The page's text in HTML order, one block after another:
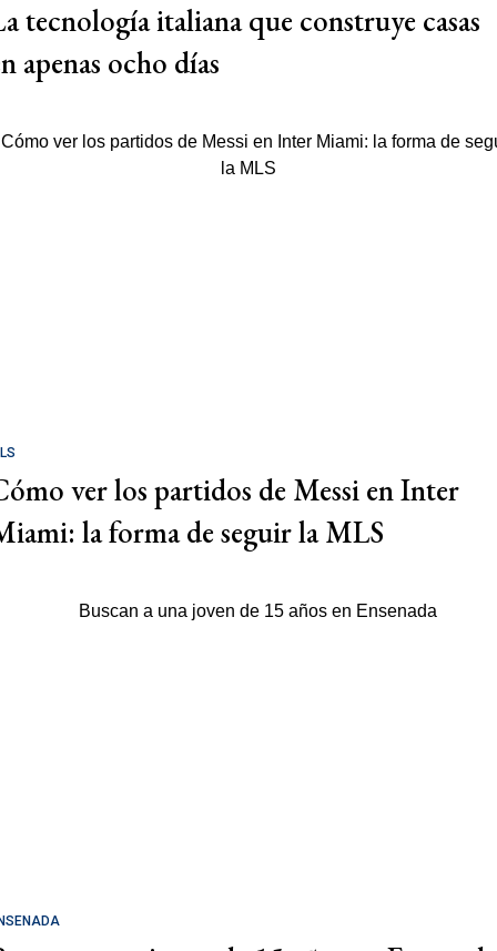
tecnología italiana que construye casas
apenas ocho días
ver los partidos de Messi en Inter
la forma de seguir la MLS